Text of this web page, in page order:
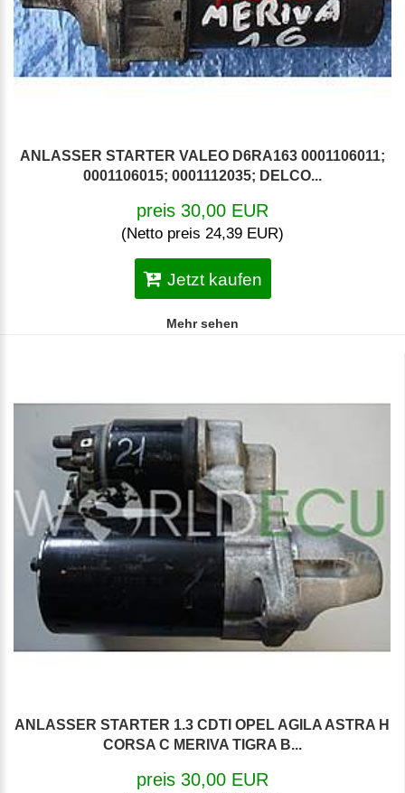
ANLASSER STARTER VALEO D6RA163 0001106011;
0001106015; 0001112035; DELCO...
preis 30,00 EUR
(Netto preis 24,39 EUR)
Jetzt kaufen
Mehr sehen
ANLASSER STARTER 1.3 CDTI OPEL AGILA ASTRA H
CORSA C MERIVA TIGRA B...
preis 30,00 EUR